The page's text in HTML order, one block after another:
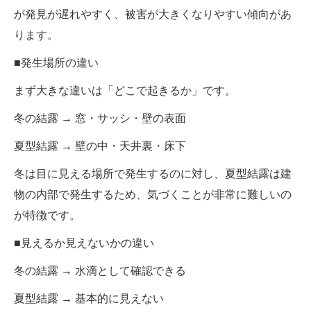
が発見が遅れやすく、被害が大きくなりやすい傾向があ
ります。
■発生場所の違い
まず大きな違いは「どこで起きるか」です。
冬の結露 → 窓・サッシ・壁の表面
夏型結露 → 壁の中・天井裏・床下
冬は目に見える場所で発生するのに対し、夏型結露は建
物の内部で発生するため、気づくことが非常に難しいの
が特徴です。
■見えるか見えないかの違い
冬の結露 → 水滴として確認できる
夏型結露 → 基本的に見えない